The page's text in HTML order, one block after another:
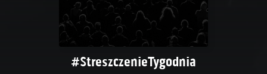
#StreszczenieTygodnia